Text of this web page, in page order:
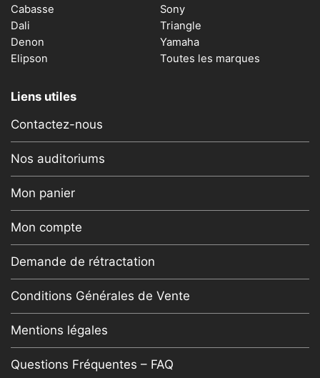
Cabasse
Dali
Denon
Elipson
Sony
Triangle
Yamaha
Toutes les marques
Liens utiles
Contactez-nous
Nos auditoriums
Mon panier
Mon compte
Demande de rétractation
Conditions Générales de Vente
Mentions légales
Questions Fréquentes – FAQ